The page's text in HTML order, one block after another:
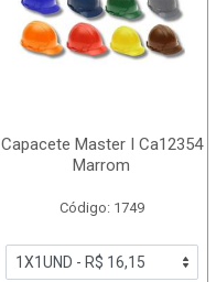
Capacete Master I Ca12354
Marrom
Código: 1749